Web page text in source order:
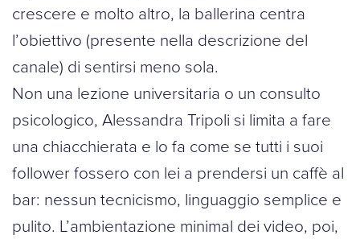
crescere e molto altro, la ballerina centra
l’obiettivo (presente nella descrizione del
canale) di sentirsi meno sola.
Non una lezione universitaria o un consulto
psicologico, Alessandra Tripoli si limita a fare
una chiacchierata e lo fa come se tutti i suoi
follower fossero con lei a prendersi un caffè al
bar: nessun tecnicismo, linguaggio semplice e
pulito. L’ambientazione minimal dei video, poi,